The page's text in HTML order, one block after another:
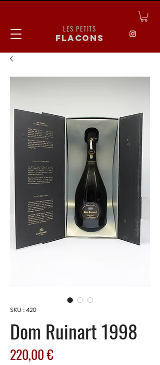
LES PETITS
flacons
SKU : 420
Dom Ruinart 1998
220,00 €Prix